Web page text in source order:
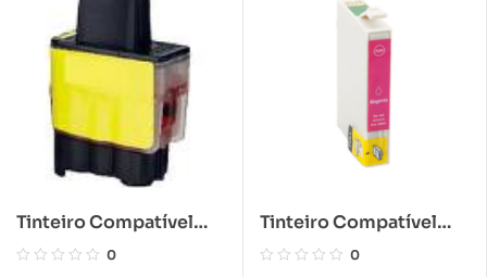
Tinteiro Compatível
Brother LC900/LC950
0
Tinteiro Compatível
Epson T1283 Magenta
0